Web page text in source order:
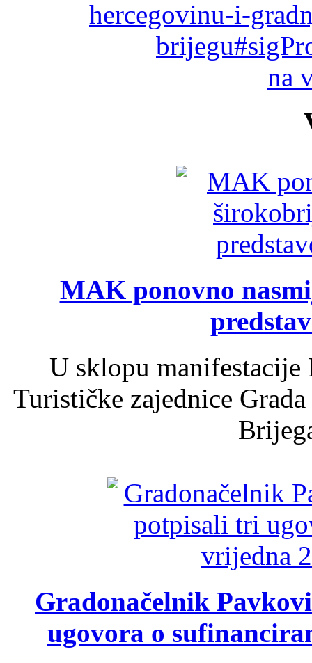
hercegovinu-i-
na
MAK ponovno
U sklopu
Turističke zajednice
Gradonačelnik
ugovora o